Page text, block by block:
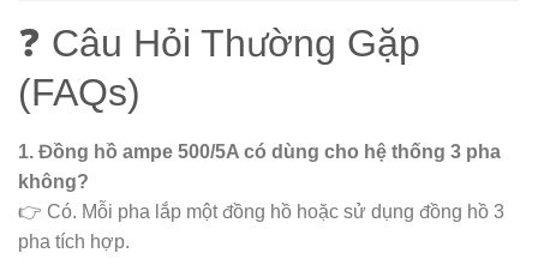
❓ Câu Hỏi Thường Gặp
(FAQs)
1. Đồng hồ ampe 500/5A có dùng cho hệ thống 3 pha
không?
👉 Có. Mỗi pha lắp một đồng hồ hoặc sử dụng đồng hồ 3
pha tích hợp.